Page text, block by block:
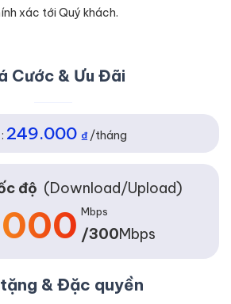
xác tới Quý khách.
Cước & Ưu Đãi
249.000 ₫/tháng
độ (Download/Upload)
Mbps
/300Mbps
& Đặc quyền